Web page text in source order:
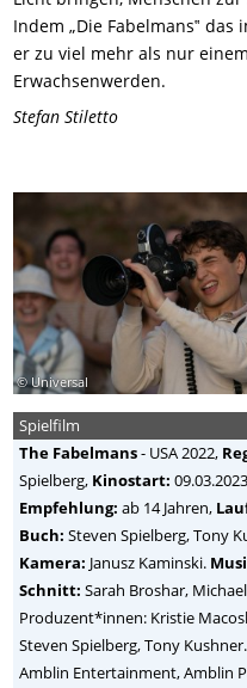
Indem „Die Fabelmans‟
er zu viel mehr als nur
Erwachsenwerden.
Stefan Stiletto
© Universal
Spielfilm
The Fabelmans- USA2022,
Spielberg, Kinostart:
Empfehlung: ab 14 Jahren,
Buch: Steven Spielberg, Tony
Kamera: Janusz Kaminski.
Schnitt: Sarah Broshar,
Produzent*innen: Kristie
Steven Spielberg, Tony Kushner.
Amblin Entertainment, Amblin